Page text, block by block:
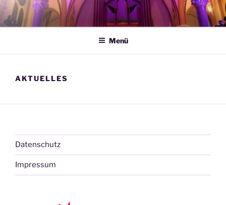
Zum
Inhalt
springen
Menü
AKTUELLES
Datenschutz
Impressum